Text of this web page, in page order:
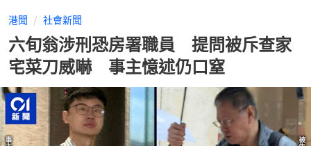
港聞 社會新聞
六旬翁涉刑恐房署職員 提問被斥查家
宅菜刀威嚇 事主憶述仍口窒